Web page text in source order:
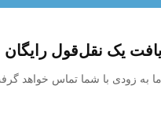
یک نقل‌قول رایگان
ما به زودی با شما تماس خواهد